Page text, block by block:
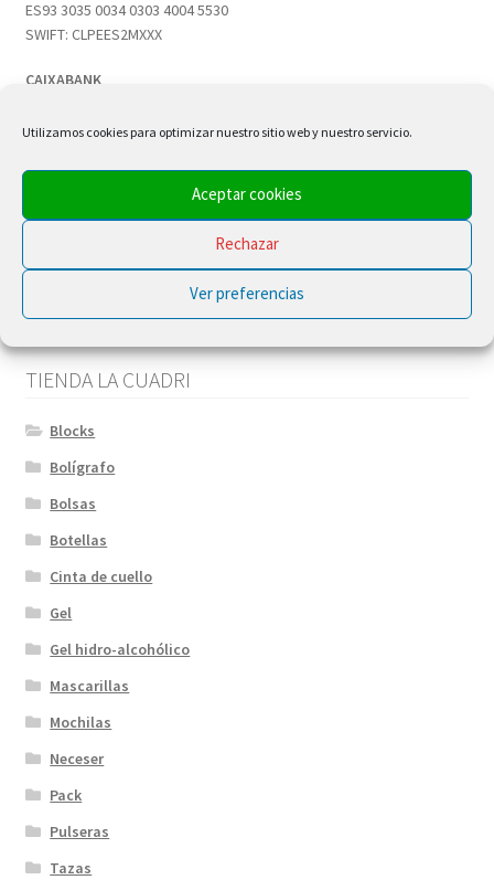
Utilizamos cookies para optimizar nuestro sitio web y nuestro servicio.
Aceptar cookies
Rechazar
Ver preferencias
ES93 3035 0034 0303 4004 5530
SWIFT: CLPEES2MXXX
CAIXABANK
ES04 2100 6429 7913 0007 4353
TIENDA LA CUADRI
Blocks
Bolígrafo
Bolsas
Botellas
Cinta de cuello
Gel
Gel hidro-alcohólico
Mascarillas
Mochilas
Neceser
Pack
Pulseras
Tazas